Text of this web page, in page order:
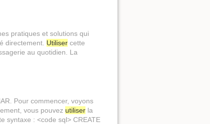
pratiques et solutions qui
directement. Utiliser cette
au quotidien. La
Pour commencer, voyons
vous pouvez utiliser la
syntaxe : <code sql> CREATE